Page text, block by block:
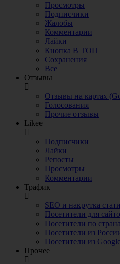
Просмотры
Подписчики
Жалобы
Комментарии
Лайки
Кнопка В ТОП
Сохранения
Все
Отзывы
Отзывы на картах
Голосования
Прочие отзывы
Likee
Подписчики
Лайки
Репосты
Просмотры
Комментарии
Трафик
SEO и накрутка
Посетители для
Посетители по
Посетители из
Посетители из
Прочее